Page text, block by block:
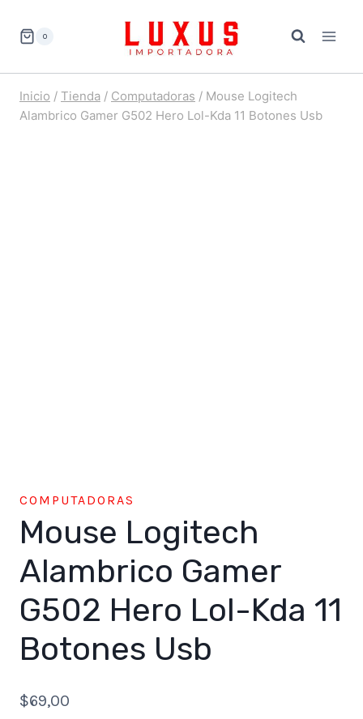
0
Inicio / Tienda / Computadoras / Mouse Logitech
Alambrico Gamer G502 Hero Lol-Kda 11 Botones Usb
COMPUTADORAS
Mouse Logitech
Alambrico Gamer
G502 Hero Lol-Kda 11
Botones Usb
$69,00